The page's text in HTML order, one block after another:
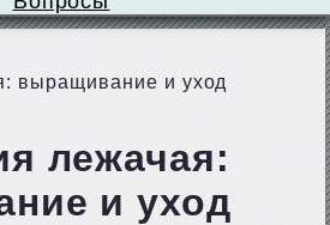
выращивание и уход
лежачая:
и уход